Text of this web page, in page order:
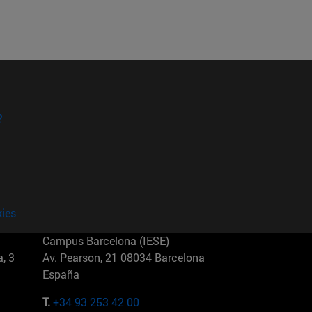
3
Campus Barcelona (IESE)
Av. Pearson, 21 08034 Barcelona
España
T.+34 93 253 42 00